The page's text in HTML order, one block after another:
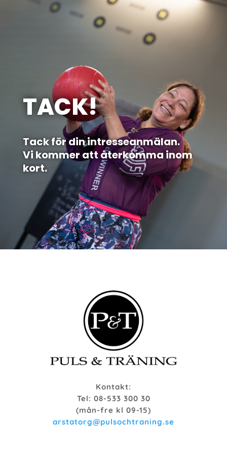
TACK!
Tack för din intresseanmälan.
Vi kommer att återkomma inom
kort.
Kontakt:
Tel: 08-533 300 30
(mån-fre kl 09-15)
arstatorg@pulsochtraning.se